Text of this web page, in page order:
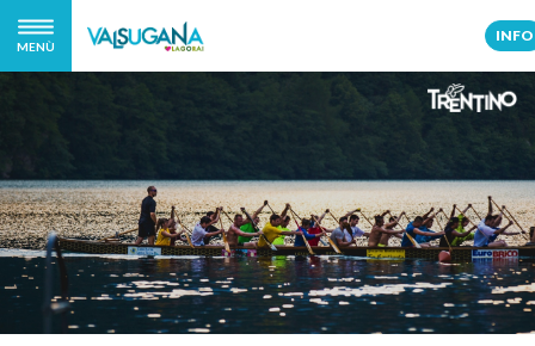
MENÙ
INFO